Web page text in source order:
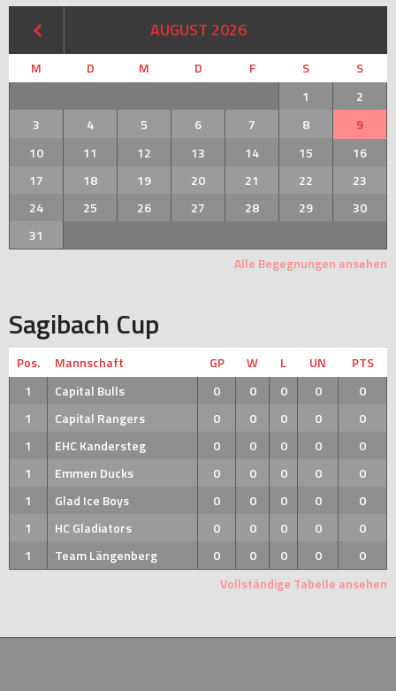
AUGUST 2026
M D M D F S
S
1
2
3
4 5 6 7 8
9
10
11 12 13 14 15
16
17
18 19 20 21 22
23
24
25 26 27 28 29
30
31
Alle Begegnungen ansehen
Sagibach Cup
Pos. Mannschaft GP W L UN
PTS
1
Capital Bulls 0 0 0 0
0
1
Capital Rangers 0 0 0 0
0
1
EHC Kandersteg 0 0 0 0
0
1
Emmen Ducks 0 0 0 0
0
1
Glad Ice Boys 0 0 0 0
0
1
HC Gladiators 0 0 0 0
0
1
Team Längenberg 0 0 0 0
0
Vollständige Tabelle ansehen